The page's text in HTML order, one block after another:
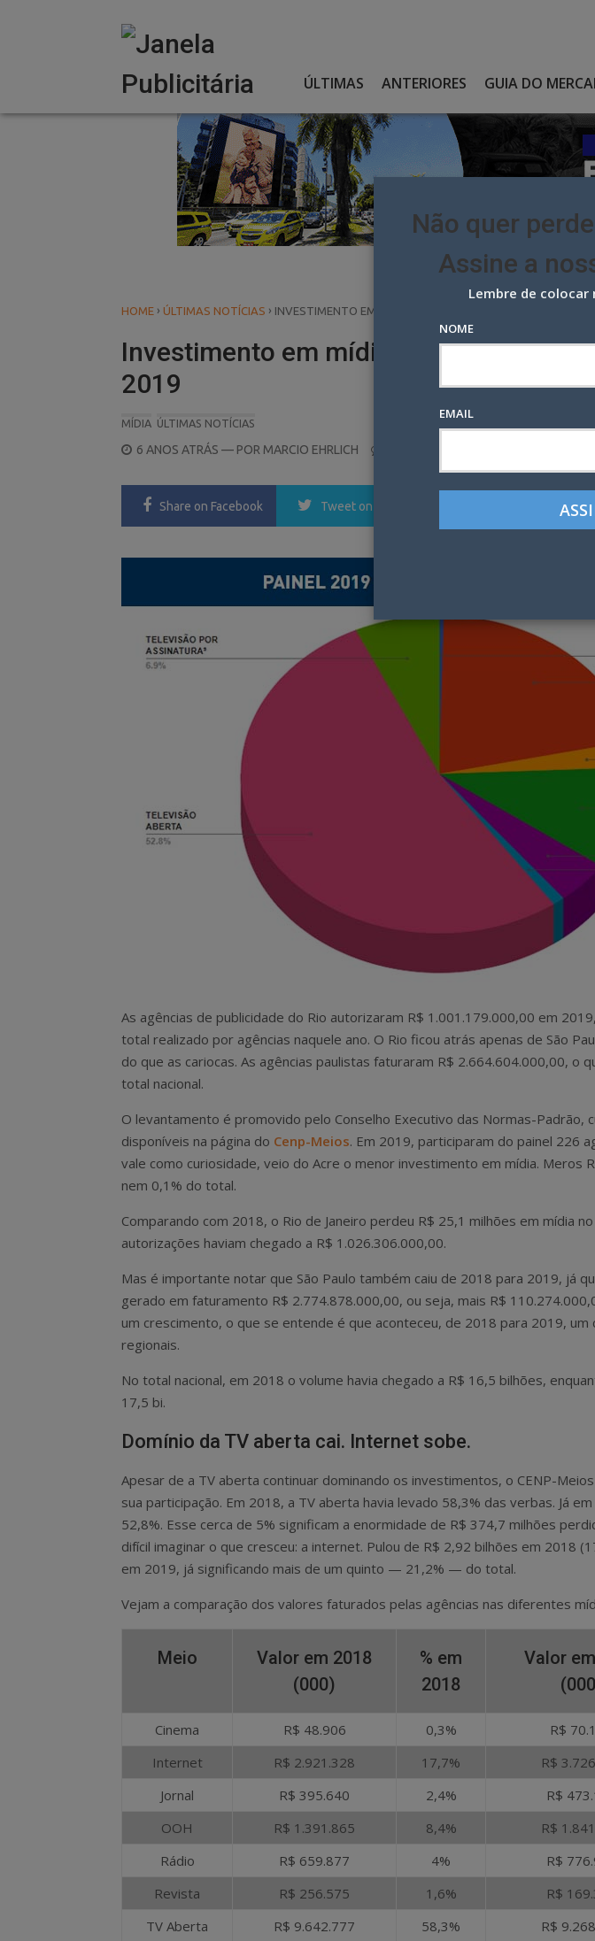
ÚLTIMAS ANTERIORES GUIA DO
HOME › ÚLTIMAS NOTÍCIAS › INVESTIMENTO EM MÍDIA NO RIO ULTRAPASSOU R$ 1 BI EM
Investimento em mídia no Rio
2019
MÍDIA ÚLTIMAS NOTÍCIAS
POSTED
6 ANOS ATRÁS — POR MARCIO EHRLICH
Share on Facebook Tweet on Twitter LinkedIn
As agências de publicidade do Rio autorizaram R$ 1.001.179.000,00 em
total realizado por agências naquele ano. O Rio ficou atrás apenas de São
do que as cariocas. As agências paulistas faturaram R$ 2.664.604.000,00, o
total nacional.
O levantamento é promovido pelo Conselho Executivo das Normas-Padrão,
disponíveis na página do Cenp-Meios. Em 2019, participaram do painel 226
vale como curiosidade, veio do Acre o menor investimento em mídia. Meros
nem 0,1% do total.
Comparando com 2018, o Rio de Janeiro perdeu R$ 25,1 milhões em mídia
autorizações haviam chegado a R$ 1.026.306.000,00.
Mas é importante notar que São Paulo também caiu de 2018 para 2019, já
gerado em faturamento R$ 2.774.878.000,00, ou seja, mais R$
um crescimento, o que se entende é que aconteceu, de 2018 para 2019,
regionais.
No total nacional, em 2018 o volume havia chegado a R$ 16,5 bilhões,
17,5 bi.
Domínio da TV aberta cai. Internet sobe.
Apesar de a TV aberta continuar dominando os investimentos, o CENP-
sua participação. Em 2018, a TV aberta havia levado 58,3% das verbas. Já
52,8%. Esse cerca de 5% significam a enormidade de R$ 374,7 milhões
difícil imaginar o que cresceu: a internet. Pulou de R$ 2,92 bilhões em 2018
em 2019, já significando mais de um quinto — 21,2% — do total.
Vejam a comparação dos valores faturados pelas agências nas diferentes
Meio
Valor em 2018
(000)
% em
2018
Valor
Cinema R$ 48.906 0,3% R$
Internet
R$ 2.921.328 17,7% R$
Jornal
R$ 395.640 2,4% R$
OOH
R$ 1.391.865 8,4% R$
Rádio
R$ 659.877 4% R$
Revista
R$ 256.575 1,6% R$
TV Aberta
R$ 9.642.777 58,3% R$
Não quer
Assine a
Lembre de colocar
NOME
EMAIL